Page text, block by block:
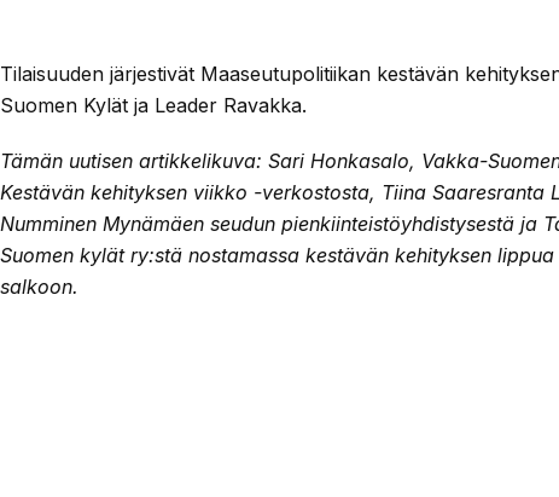
Tilaisuuden järjestivät Maaseutupolitiikan kestävän
Suomen Kylät ja Leader Ravakka.
Tämän uutisen artikkelikuva: Sari Honkasalo, Vakka-
Kestävän kehityksen viikko -verkostosta, Tiina Saaresranta
Numminen Mynämäen seudun pienkiinteistöyhdistysestä ja
Suomen kylät ry:stä nostamassa kestävän kehityksen
salkoon.